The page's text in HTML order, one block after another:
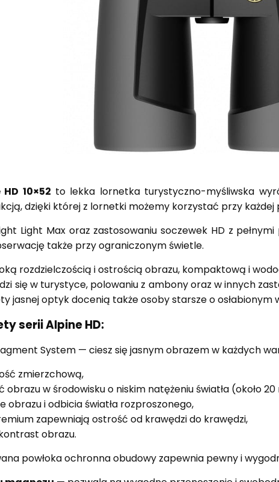
10×52 to lekka lornetka turystyczno-myśliwska
dzięki której z lornetki możemy korzystać przy każdej
Light Max oraz zastosowaniu soczewek HD z
także przy ograniczonym świetle.
rozdzielczością i ostrością obrazu, kompaktową i
się w turystyce, polowaniu z ambony oraz w innych
jasnej optyk docenią także osoby starsze o osłabionym
serii Alpine HD:
System — ciesz się jasnym obrazem w każdych
zmierzchową,
obrazu w środowisku o niskim natężeniu światła (około
obrazu i odbicia światła rozproszonego,
zapewniają ostrość od krawędzi do krawędzi,
obrazu.
powłoka ochronna obudowy zapewnia pewny i